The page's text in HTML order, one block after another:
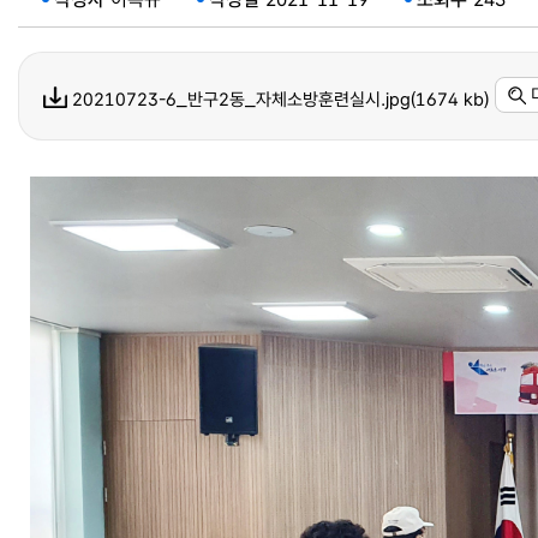
20210723-6_반구2동_자체소방훈련실시.jpg(1674 kb)